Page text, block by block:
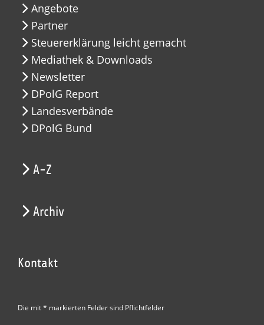
Angebote
Partner
Steuererklärung leicht gemacht
Mediathek & Downloads
Newsletter
DPolG Report
Landesverbände
DPolG Bund
A-Z
Archiv
Kontakt
Die mit * markierten Felder sind Pflichtfelder